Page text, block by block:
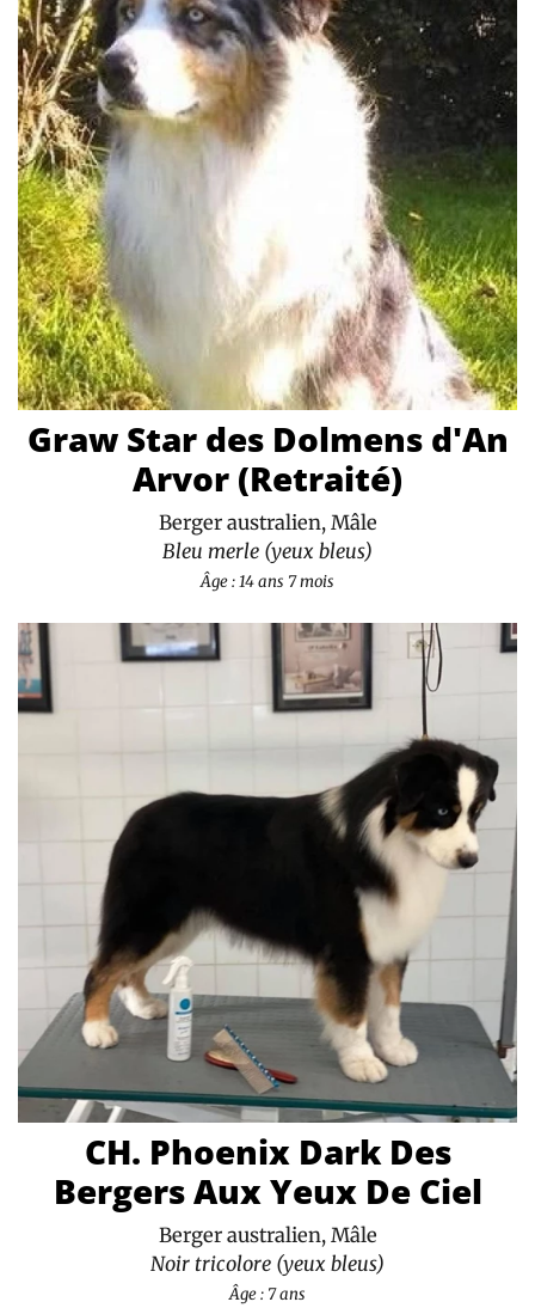
Graw Star des Dolmens d'An
Arvor (Retraité)
Berger australien, Mâle
Bleu merle (yeux bleus)
Âge : 14 ans 7 mois
CH. Phoenix Dark Des
Bergers Aux Yeux De Ciel
Berger australien, Mâle
Noir tricolore (yeux bleus)
Âge : 7 ans